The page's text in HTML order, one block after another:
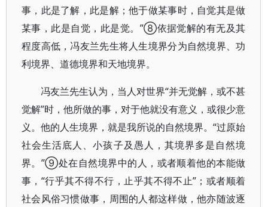
事，此是了解，此是解；他于做某事时，自觉其是做
某事，此是自觉，此是觉。”⑧依据觉解的有无及其
程度高低，冯友兰先生将人生境界分为自然境界、功
利境界、道德境界和天地境界。
冯友兰先生认为，当人对世界“并无觉解，或不甚
觉解”时，他所做的事，对于他就没有意义，或很少意
义。他的人生境界，就是我所说的自然境界。“过原始
社会生活底人、小孩子及愚人，其境界多是自然境
界。”⑨处在自然境界中的人，或者顺着他的本能做
事，“行乎其不得不行，止乎其不得不止”；或者顺着
社会风俗习惯做事，周围的人都这样做，他亦随波逐